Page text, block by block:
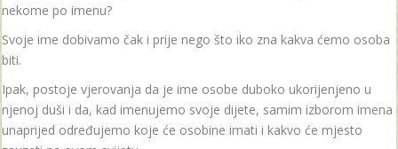
nekome po imenu?
Svoje ime dobivamo čak i prije nego što iko zna kakva ćemo osoba
biti.
Ipak, postoje vjerovanja da je ime osobe duboko ukorijenjeno u
njenoj duši i da, kad imenujemo svoje dijete, samim izborom imena
unaprijed određujemo koje će osobine imati i kakvo će mjesto